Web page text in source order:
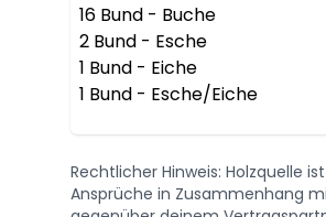
16 Bund - Buche
2 Bund - Esche
1 Bund - Eiche
1 Bund - Esche/Eiche
Rechtlicher Hinweis: Holzquelle
Ansprüche in Zusammenhang